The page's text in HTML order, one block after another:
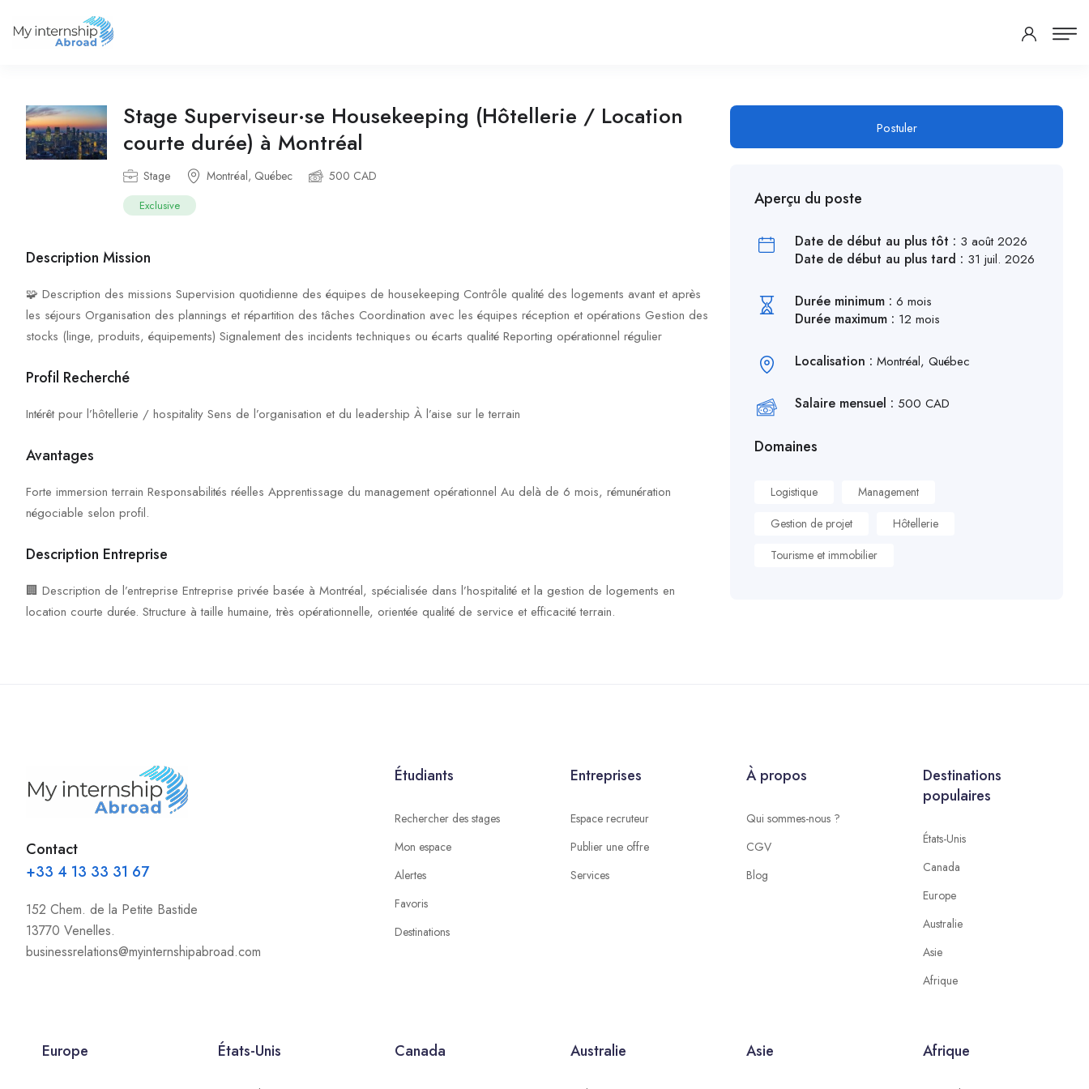
Stage Superviseur·se Housekeeping (Hôtellerie / Location
courte durée) à Montréal
Stage Montréal, Québec 500 CAD
Exclusive
Description Mission
🧩 Description des missions Supervision quotidienne des équipes de housekeeping Contrôle qualité des logements avant et après
les séjours Organisation des plannings et répartition des tâches Coordination avec les équipes réception et opérations Gestion des
stocks (linge, produits, équipements) Signalement des incidents techniques ou écarts qualité Reporting opérationnel régulier
Profil Recherché
Intérêt pour l’hôtellerie / hospitality Sens de l’organisation et du leadership À l’aise sur le terrain
Avantages
Forte immersion terrain Responsabilités réelles Apprentissage du management opérationnel Au delà de 6 mois, rémunération
négociable selon profil.
Description Entreprise
🏢 Description de l’entreprise Entreprise privée basée à Montréal, spécialisée dans l’hospitalité et la gestion de logements en
location courte durée. Structure à taille humaine, très opérationnelle, orientée qualité de service et efficacité terrain.
Postuler
Aperçu du poste
Date de début au plus tôt : 3 août 2026
Date de début au plus tard : 31 juil. 2026
Durée minimum :6 mois
Durée maximum : 12 mois
Localisation :Montréal, Québec
Salaire mensuel : 500 CAD
Domaines
Logistique
Management
Gestion de projet
Hôtellerie
Tourisme et immobilier
Contact
+33 4 13 33 31 67
152 Chem. de la Petite Bastide
13770 Venelles.
businessrelations@myinternshipabroad.com
Étudiants
Rechercher des stages
Mon espace
Alertes
Favoris
Destinations
Entreprises
Espace recruteur
Publier une offre
Services
À propos
Qui sommes-nous ?
CGV
Blog
Destinations
populaires
États-Unis
Canada
Europe
Australie
Asie
Afrique
Europe États-Unis Canada Australie Asie Afrique